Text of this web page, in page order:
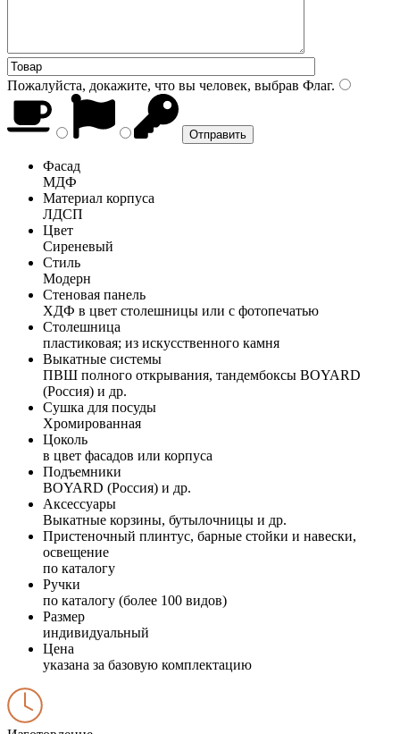
Пожалуйста, докажите, что вы человек, выбрав Флаг.
Фасад
МДФ
Материал корпуса
ЛДСП
Цвет
Сиреневый
Стиль
Модерн
Стеновая панель
ХДФ в цвет столешницы или с фотопечатью
Столешница
пластиковая; из искусственного камня
Выкатные системы
ПВШ полного открывания, тандембоксы BOYARD
(Россия) и др.
Сушка для посуды
Хромированная
Цоколь
в цвет фасадов или корпуса
Подъемники
BOYARD (Россия) и др.
Аксессуары
Выкатные корзины, бутылочницы и др.
Пристеночный плинтус, барные стойки и навески,
освещение
по каталогу
Ручки
по каталогу (более 100 видов)
Размер
индивидуальный
Цена
указана за базовую комплектацию